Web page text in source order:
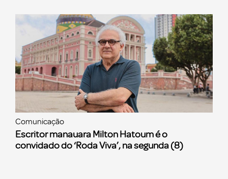
Comunicação
Escritor manauara Milton Hatoum é o
convidado do ‘Roda Viva’, na segunda (8)